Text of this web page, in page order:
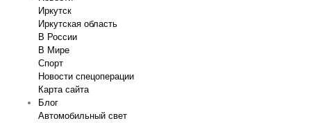
Иркутск
Иркутская область
В России
В Мире
Спорт
Новости спецоперации
Карта сайта
Блог
Автомобильный свет